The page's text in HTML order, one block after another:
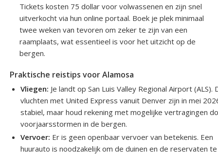
Tickets kosten 75 dollar voor volwassenen en zijn snel
uitverkocht via hun online portaal. Boek je plek minimaal
twee weken van tevoren om zeker te zijn van een
raamplaats, wat essentieel is voor het uitzicht op de
bergen.
Praktische reistips voor Alamosa
Vliegen: Je landt op San Luis Valley Regional Airport (ALS).
vluchten met United Express vanuit Denver zijn in mei
stabiel, maar houd rekening met mogelijke vertragingen
voorjaarsstormen in de bergen.
Vervoer: Er is geen openbaar vervoer van betekenis. Een
huurauto is noodzakelijk om de duinen en de reservaten te